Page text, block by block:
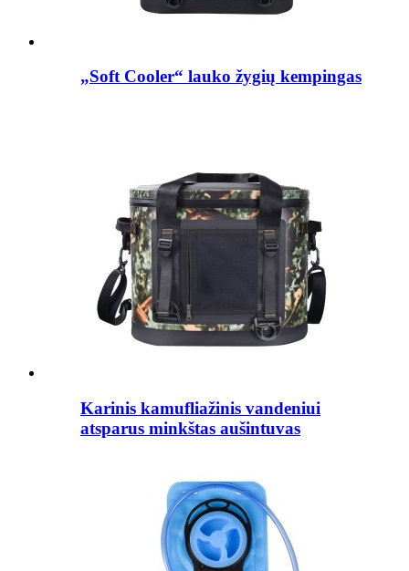
„Soft Cooler“ lauko žygių kempingas
Karinis kamufliažinis vandeniui
atsparus minkštas aušintuvas